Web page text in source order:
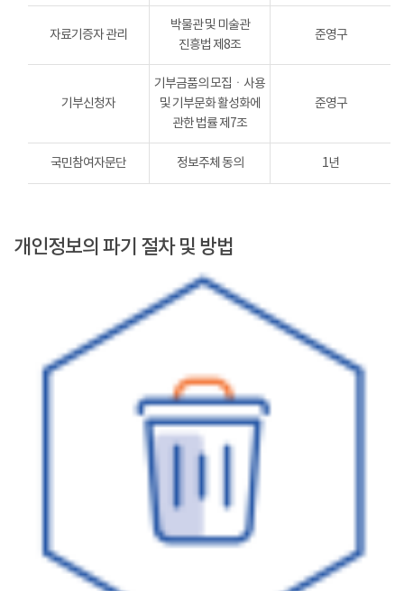
자료기증자 관리
박물관 및 미술관
진흥법 제8조
준영구
기부신청자
기부금품의 모집ㆍ사용
및 기부문화 활성화에
관한 법률 제7조
준영구
국민참여자문단 정보주체 동의 1년
개인정보의 파기 절차 및 방법